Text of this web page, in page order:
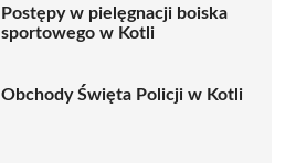
Postępy w pielęgnacji boiska
sportowego w Kotli
Obchody Święta Policji w Kotli